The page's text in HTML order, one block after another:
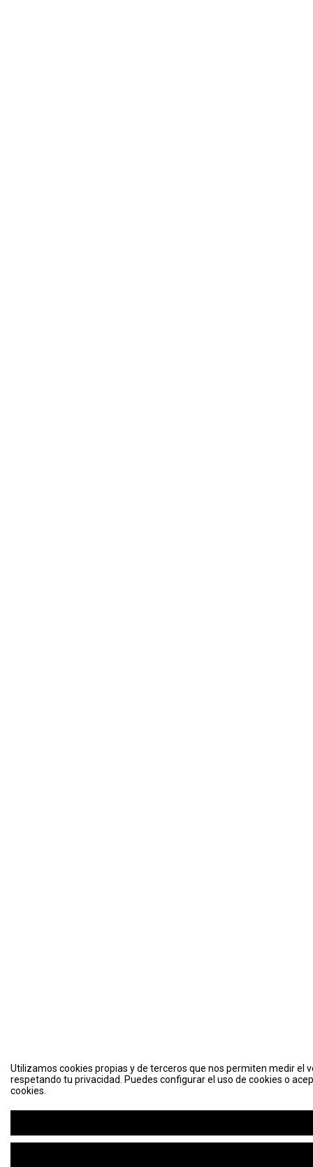
Utilizamos cookies propias y de terceros que nos permiten medir el
respetando tu privacidad. Puedes configurar el uso de cookies o
cookies.